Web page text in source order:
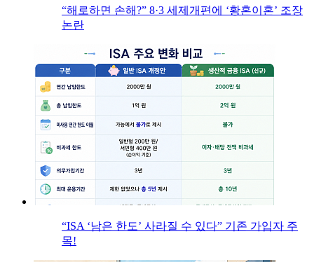
“해로하면 손해?” 8·3 세제개편에 ‘황혼이혼’ 조장
논란
“ISA ‘남은 한도’ 사라질 수 있다” 기존 가입자 주
목!